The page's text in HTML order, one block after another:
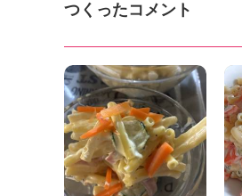
つくったコメント